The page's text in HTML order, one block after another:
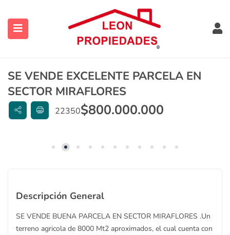
(Contacto)
(Vendidas y Arrendadas)
(Sugerencias)
SE VENDE EXCELENTE PARCELA EN
SECTOR MIRAFLORES
22350$800.000.000
Descripción General
SE VENDE BUENA PARCELA EN SECTOR MIRAFLORES .Un
terreno agricola de 8000 Mt2 aproximados, el cual cuenta con